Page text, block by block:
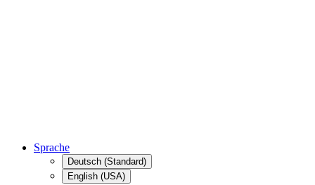
Sprache
Deutsch (Standard)
English (USA)